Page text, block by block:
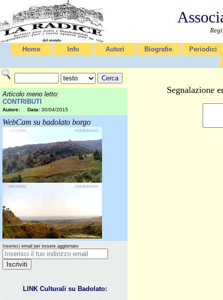
Home Info Autori Biografie Periodici
Articolo meno letto:
CONTRIBUTI
Autore: Data: 30/04/2015
WebCam su badolato borgo
Inserisci email per essere aggiornato
LINK Culturali su Badolato:
Segnalazione